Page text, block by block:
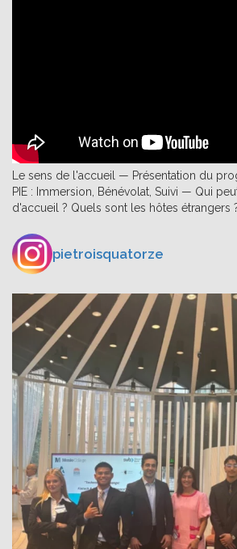
Le sens de l'accueil — Présentation du
PIE : Immersion, Bénévolat, Suivi — Qui
d'accueil ? Quels sont les hôtes étrangers
pietroisquatorze